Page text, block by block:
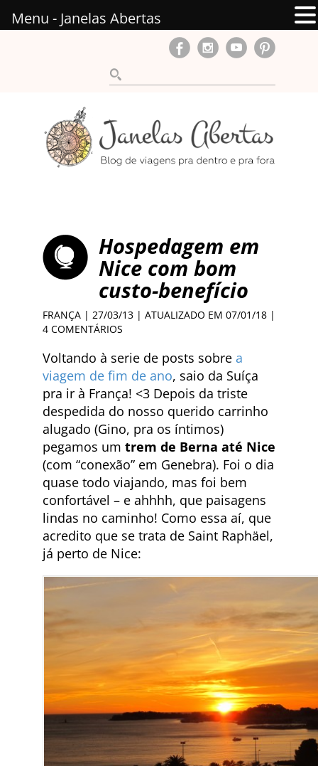
Hospedagem em
Nice com bom
custo-benefício
FRANÇA | 27/03/13 | ATUALIZADO EM 07/01/18 |
4 COMENTÁRIOS
Voltando à serie de posts sobre a
viagem de fim de ano, saio da Suíça
pra ir à França! <3 Depois da triste
despedida do nosso querido carrinho
alugado (Gino, pra os íntimos)
pegamos um trem de Berna até Nice
(com “conexão” em Genebra). Foi o dia
quase todo viajando, mas foi bem
confortável – e ahhhh, que paisagens
lindas no caminho! Como essa aí, que
acredito que se trata de Saint Raphäel,
já perto de Nice:
Menu - Janelas Abertas